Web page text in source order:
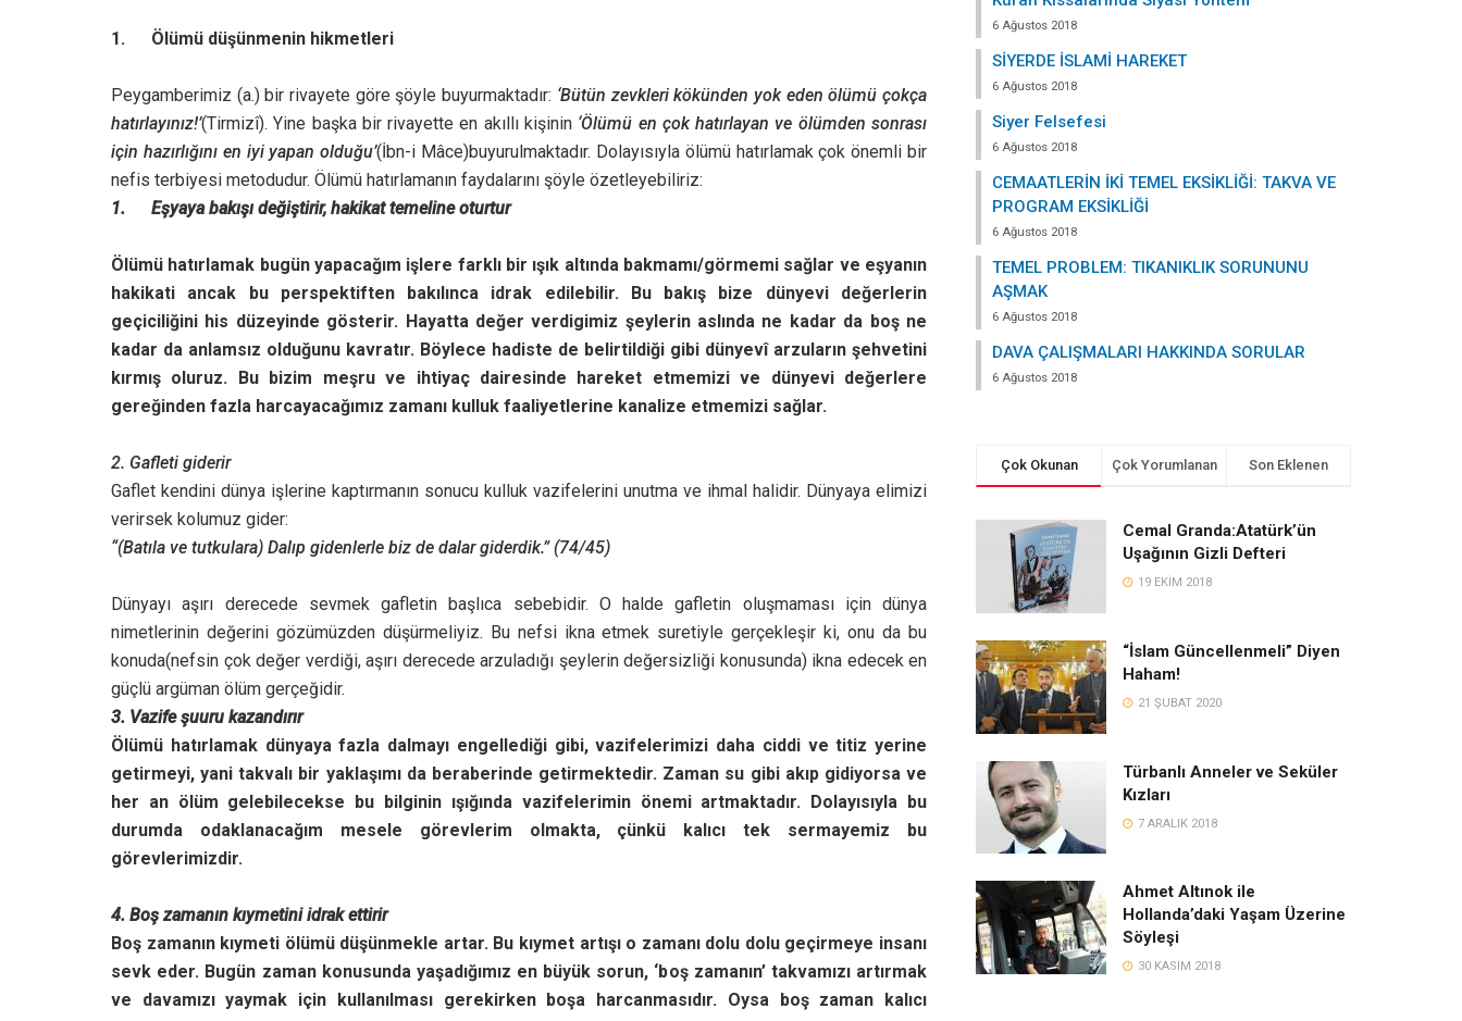
1. Ölümü düşünmenin hikmetleri
Peygamberimiz (a.) bir rivayete göre şöyle buyurmaktadır: ‘Bütün zevkleri kökünden yok eden ölümü çokça
hatırlayınız!’(Tirmizî). Yine başka bir rivayette en akıllı kişinin ‘Ölümü en çok hatırlayan ve ölümden sonrası
için hazırlığını en iyi yapan olduğu’(İbn-i Mâce)buyurulmaktadır. Dolayısıyla ölümü hatırlamak çok önemli bir
nefis terbiyesi metodudur. Ölümü hatırlamanın faydalarını şöyle özetleyebiliriz:
1. Eşyaya bakışı değiştirir, hakikat temeline oturtur
Ölümü hatırlamak bugün yapacağım işlere farklı bir ışık altında bakmamı/görmemi sağlar ve eşyanın
hakikati ancak bu perspektiften bakılınca idrak edilebilir. Bu bakış bize dünyevi değerlerin
geçiciliğini his düzeyinde gösterir. Hayatta değer verdigimiz şeylerin aslında ne kadar da boş ne
kadar da anlamsız olduğunu kavratır. Böylece hadiste de belirtildiği gibi dünyevî arzuların şehvetini
kırmış oluruz. Bu bizim meşru ve ihtiyaç dairesinde hareket etmemizi ve dünyevi değerlere
gereğinden fazla harcayacağımız zamanı kulluk faaliyetlerine kanalize etmemizi sağlar.
2. Gafleti giderir
Gaflet kendini dünya işlerine kaptırmanın sonucu kulluk vazifelerini unutma ve ihmal halidir. Dünyaya elimizi
verirsek kolumuz gider:
“(Batıla ve tutkulara) Dalıp gidenlerle biz de dalar giderdik.” (74/45)
Dünyayı aşırı derecede sevmek gafletin başlıca sebebidir. O halde gafletin oluşmaması için dünya
nimetlerinin değerini gözümüzden düşürmeliyiz. Bu nefsi ikna etmek suretiyle gerçekleşir ki, onu da bu
konuda(nefsin çok değer verdiği, aşırı derecede arzuladığı şeylerin değersizliği konusunda) ikna edecek en
güçlü argüman ölüm gerçeğidir.
3. Vazife şuuru kazandırır
Ölümü hatırlamak dünyaya fazla dalmayı engellediği gibi, vazifelerimizi daha ciddi ve titiz yerine
getirmeyi, yani takvalı bir yaklaşımı da beraberinde getirmektedir. Zaman su gibi akıp gidiyorsa ve
her an ölüm gelebilecekse bu bilginin ışığında vazifelerimin önemi artmaktadır. Dolayısıyla bu
durumda odaklanacağım mesele görevlerim olmakta, çünkü kalıcı tek sermayemiz bu
görevlerimizdir.
4. Boş zamanın kıymetini idrak ettirir
Boş zamanın kıymeti ölümü düşünmekle artar. Bu kıymet artışı o zamanı dolu dolu geçirmeye insanı
sevk eder. Bugün zaman konusunda yaşadığımız en büyük sorun, ‘boş zamanın’ takvamızı artırmak
ve davamızı yaymak için kullanılması gerekirken boşa harcanmasıdır. Oysa boş zaman kalıcı
6 Ağustos 2018
SİYERDE İSLAMİ HAREKET
6 Ağustos 2018
Siyer Felsefesi
6 Ağustos 2018
CEMAATLERİN İKİ TEMEL EKSİKLİĞİ: TAKVA VE
PROGRAM EKSİKLİĞİ
6 Ağustos 2018
TEMEL PROBLEM: TIKANIKLIK SORUNUNU
AŞMAK
6 Ağustos 2018
DAVA ÇALIŞMALARI HAKKINDA SORULAR
6 Ağustos 2018
Çok Okunan Çok Yorumlanan Son Eklenen
Cemal Granda:Atatürk’ün
Uşağının Gizli Defteri
19 EKIM 2018
“İslam Güncellenmeli” Diyen
Haham!
21 ŞUBAT 2020
Türbanlı Anneler ve Seküler
Kızları
7 ARALIK 2018
Ahmet Altınok ile
Hollanda’daki Yaşam Üzerine
Söyleşi
30 KASIM 2018